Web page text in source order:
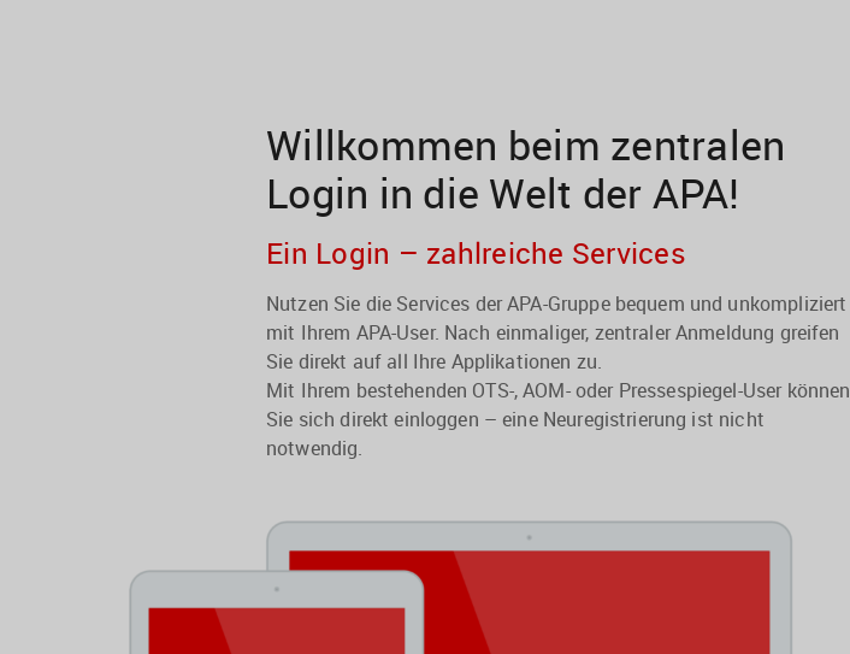
Willkommen beim zentralen
Login in die Welt der APA!
Ein Login – zahlreiche Services
Nutzen Sie die Services der APA-Gruppe bequem und unkompliziert
mit Ihrem APA-User. Nach einmaliger, zentraler Anmeldung greifen
Sie direkt auf all Ihre Applikationen zu.
Mit Ihrem bestehenden OTS-, AOM- oder Pressespiegel-User können
Sie sich direkt einloggen – eine Neuregistrierung ist nicht
notwendig.